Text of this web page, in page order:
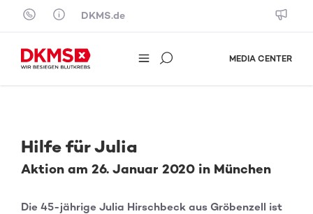
Skip to content
DKMS.de
MEDIA CENTER
Hilfe für Julia
Aktion am 26. Januar 2020 in München
Die 45-jährige Julia Hirschbeck aus Gröbenzell ist